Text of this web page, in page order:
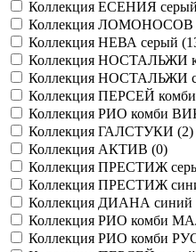
Коллекция ЕСЕНИЯ
Коллекция ЛОМОНОСОВ
Коллекция НЕВА серый (
Коллекция НОСТАЛЬЖИ
Коллекция НОСТАЛЬЖИ
Коллекция ПЕРСЕЙ
Коллекция РИО комби
Коллекция ГАЛСТУКИ (2)
Коллекция АКТИВ (0)
Коллекция ПРЕСТИЖ
Коллекция ПРЕСТИЖ
Коллекция ДИАНА синий
Коллекция РИО комби
Коллекция РИО комби